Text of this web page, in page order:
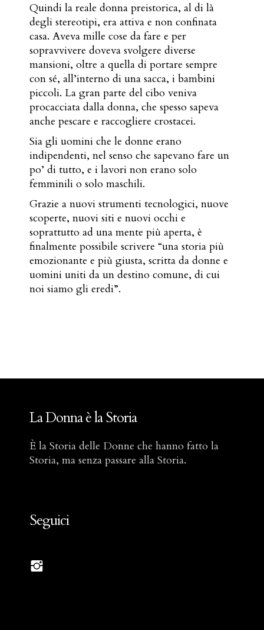
Quindi la reale donna preistorica, al di là
degli stereotipi, era attiva e non confinata
casa. Aveva mille cose da fare e per
sopravvivere doveva svolgere diverse
mansioni, oltre a quella di portare sempre
con sé, all’interno di una sacca, i bambini
piccoli. La gran parte del cibo veniva
procacciata dalla donna, che spesso sapeva
anche pescare e raccogliere crostacei.
Sia gli uomini che le donne erano
indipendenti, nel senso che sapevano fare un
po’ di tutto, e i lavori non erano solo
femminili o solo maschili.
Grazie a nuovi strumenti tecnologici, nuove
scoperte, nuovi siti e nuovi occhi e
soprattutto ad una mente più aperta, è
finalmente possibile scrivere “una storia più
emozionante e più giusta, scritta da donne e
uomini uniti da un destino comune, di cui
noi siamo gli eredi”.
La Donna è la Storia
È la Storia delle Donne che hanno fatto la
Storia, ma senza passare alla Storia.
Seguici